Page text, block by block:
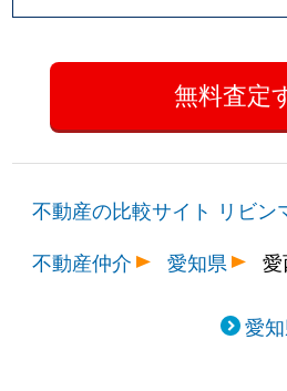
不動産の比較サイト リビン
不動産仲介
愛知県
愛